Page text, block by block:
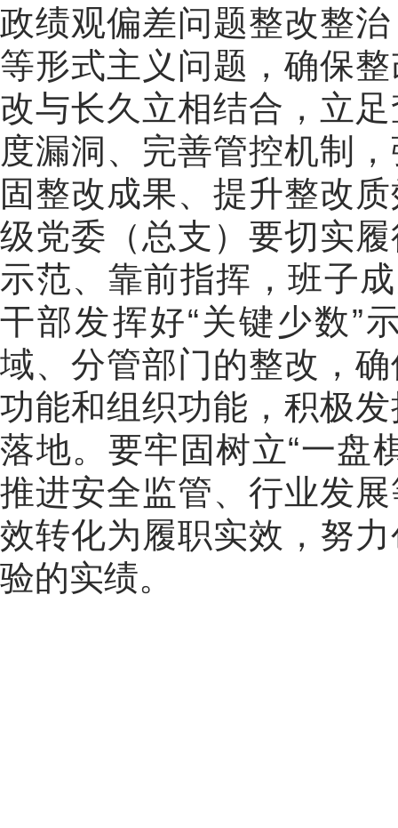
政绩观偏差问题整改整
等形式主义问题，确保
改与长久立相结合，立
度漏洞、完善管控机制
固整改成果、提升整改
级党委（总支）要切实
示范、靠前指挥，班子
干部发挥好“关键少数”
域、分管部门的整改，
功能和组织功能，积极
落地。要牢固树立“一盘
推进安全监管、行业发
效转化为履职实效，努
验的实绩。